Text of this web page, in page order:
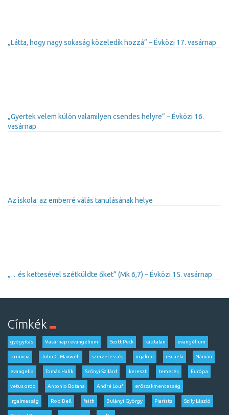
„Látta, hogy nagy sokaság közeledik hozzá” – Évközi 17. vasárnap
„Gyertek velem külön valamilyen csendes helyre” – Évközi 16.
vasárnap
Az iskola: az emberré válás tanulásának helye
„…és kettesével szétküldte őket” (Mk 6,7) – Évközi 15. vasárnap
Címkék
gyógyítás Vasárnapi evangélium Scott Peck káptalan evangélium
primicia John C. Maxwell szerzetesség irgalom escuela Námán
evangelio Tomás Halík Szőnyi Szilárd kereszt temetés Európa
vetus ordo Antonio Botana André Louf erőszakmentesség
irgalmasság Rob Bell faith Bulányi György Piarists Szily László